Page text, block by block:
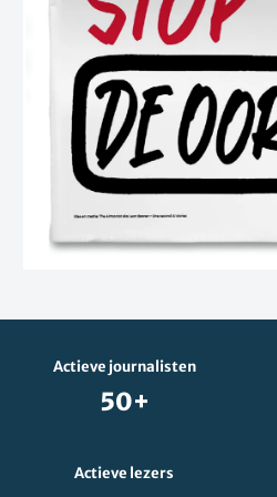
Actieve journalisten
50+
Actieve lezers